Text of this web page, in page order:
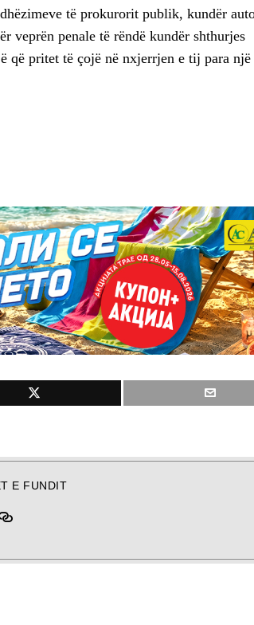
të prokurorit publik, kundër
veprën penale të rëndë kundër shthurjes
që pritet të çojë në nxjerrjen e tij para një
E FUNDIT